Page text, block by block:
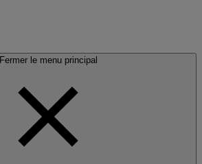
Fermer le menu principal